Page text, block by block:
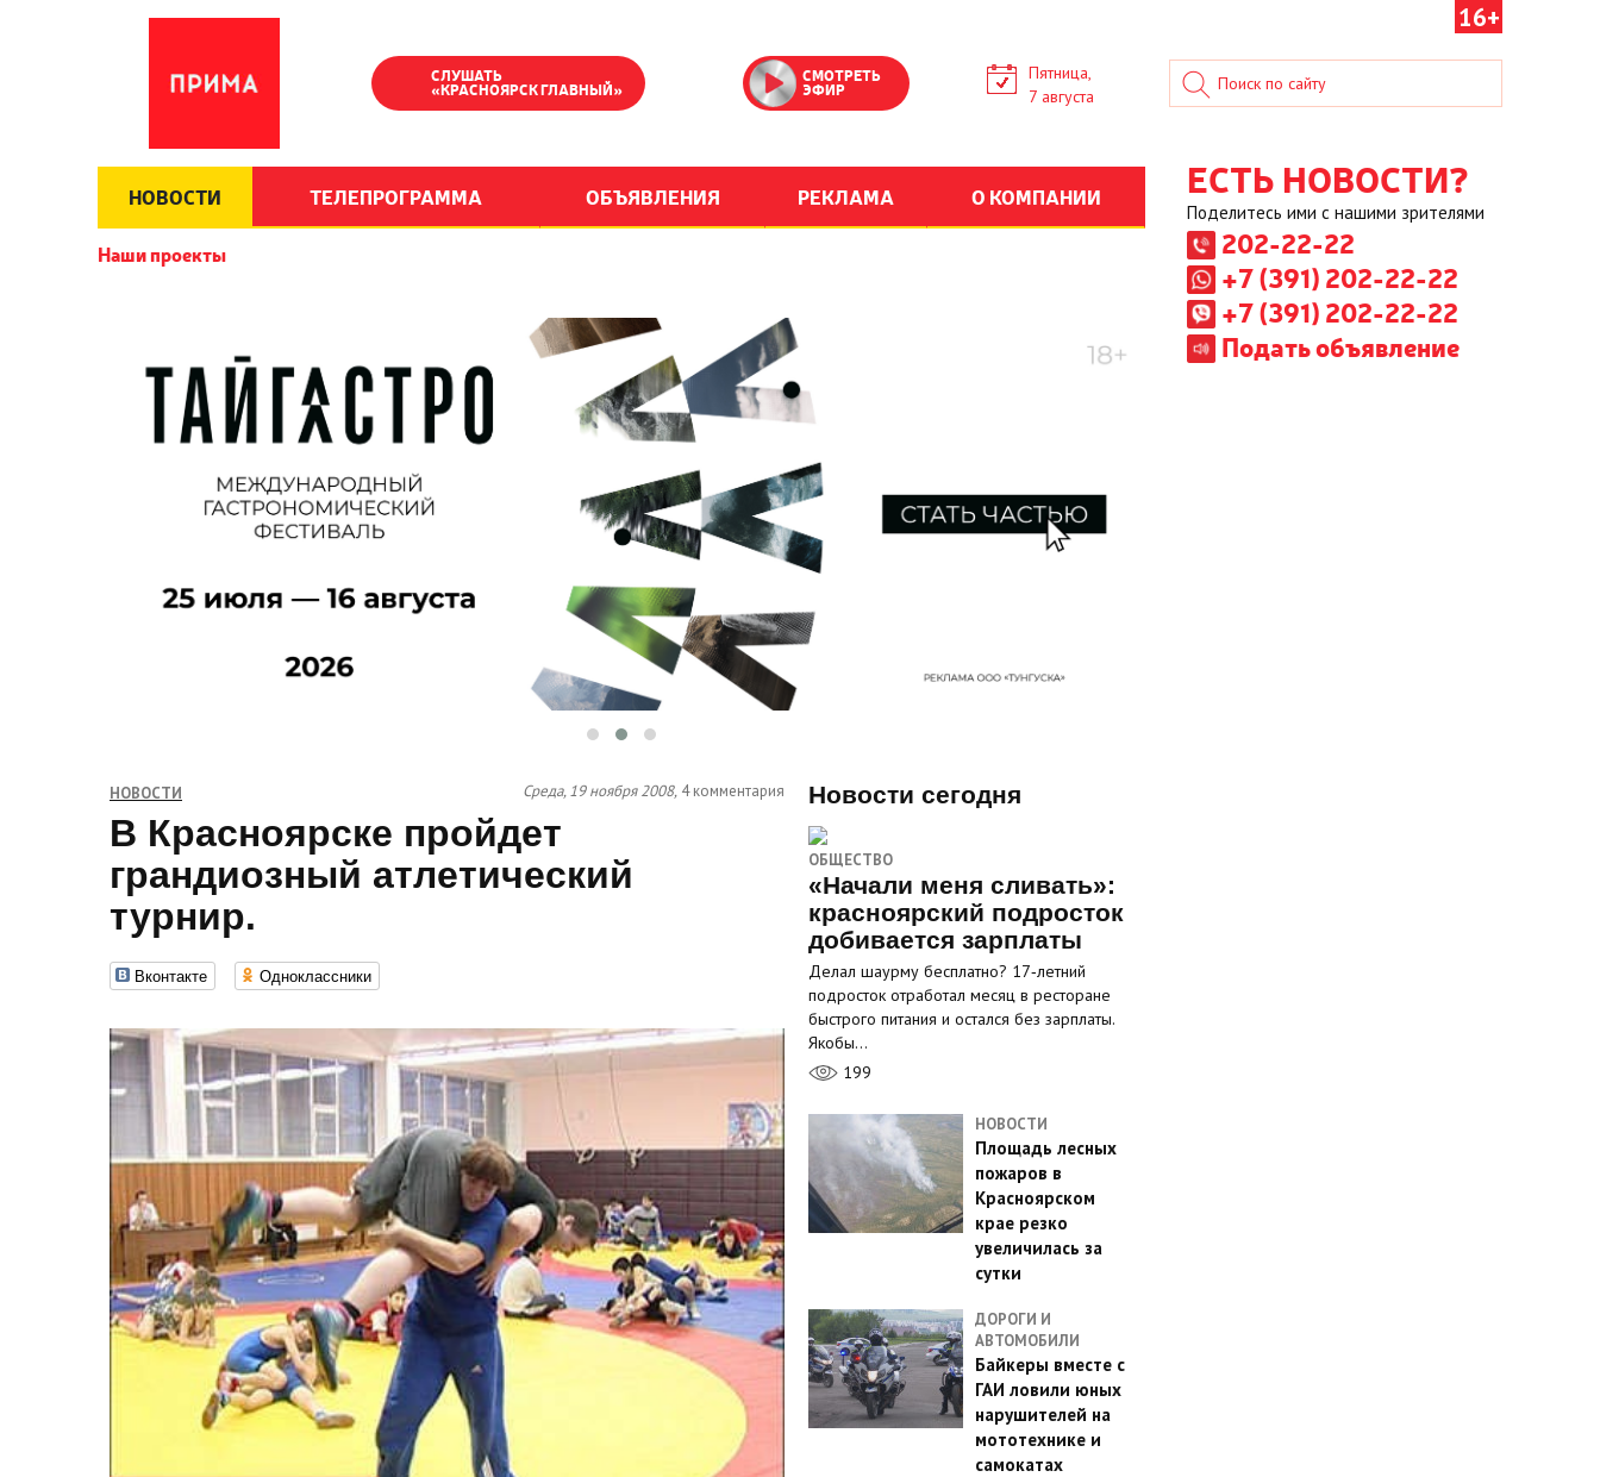
16+
СЛУШАТЬ
«КРАСНОЯРСК ГЛАВНЫЙ»
СМОТРЕТЬ
ЭФИР
Пятница,
7 августа
НОВОСТИ ТЕЛЕПРОГРАММА ОБЪЯВЛЕНИЯ РЕКЛАМА О КОМПАНИИ
Наши проекты
ЕСТЬ НОВОСТИ?
Поделитесь ими с нашими зрителями
202-22-22
+7 (391) 202-22-22
+7 (391) 202-22-22
Подать объявление
НОВОСТИ Среда, 19 ноября 2008, 4 комментария
В Красноярске пройдет
грандиозный атлетический
турнир.
Вконтакте Одноклассники
Новости сегодня
ОБЩЕСТВО
«Начали меня сливать»:
красноярский подросток
добивается зарплаты
Делал шаурму бесплатно? 17‑летний
подросток отработал месяц в ресторане
быстрого питания и остался без зарплаты.
Якобы…
199
НОВОСТИ
Площадь лесных
пожаров в
Красноярском
крае резко
увеличилась за
сутки
ДОРОГИ И
АВТОМОБИЛИ
Байкеры вместе с
ГАИ ловили юных
нарушителей на
мототехнике и
самокатах